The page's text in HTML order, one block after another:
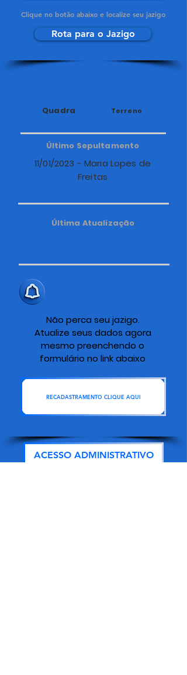
Clique no botão abaixo e localize seu jazigo
Rota para o Jazigo
Quadra Terreno
Último Sepultamento
11/01/2023 - Maria Lopes de
Freitas
Última Atualização
Não perca seu jazigo.
Atualize seus dados agora
mesmo preenchendo o
formulário no link abaixo
RECADASTRAMENTO CLIQUE AQUI
ACESSO ADMINISTRATIVO